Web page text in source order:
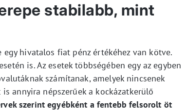
stabilabb, mint
hivatalos fiat pénz értékéhez van kötve.
is. Az esetek többségében egy az egyben
számítanak, amelyek nincsenek
annyira népszerűek a kockázatkerülő
szerint egyébként a fentebb felsorolt öt